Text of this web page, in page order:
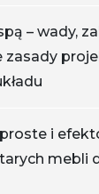
– wady,
zasady
i
mebli